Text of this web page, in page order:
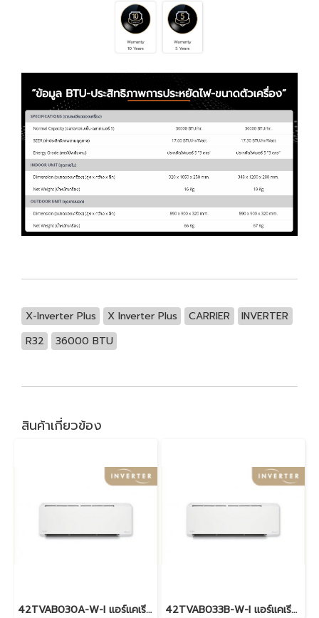
X-Inverter Plus X Inverter Plus CARRIER
INVERTER
R32
36000 BTU
สินค้าเกี่ยวข้อง
42TVAB030A-W-I แอร์แคเรียร์ CARRIER X INVERTER PLUS Wi-Fi พร้อมบริการติดตั้ง 42TVAB033B-W-I แอร์แคเรียร์ CARRIER X INVERTER PLUS Wi-Fi พร้อมบริการติดตั้ง